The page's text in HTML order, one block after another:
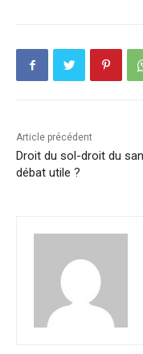
Article précédent
Droit du sol-droit du
débat utile ?